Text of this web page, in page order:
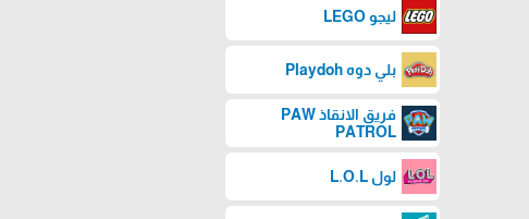
ليجو LEGO
بلي دوه Playdoh
فريق الانقاذ PAW
PATROL
لول L.O.L